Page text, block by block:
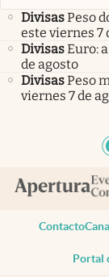
DivisasPeso
este viernes 7
DivisasEuro:
de agosto
DivisasPeso
viernes 7 de
Contacto
Portal